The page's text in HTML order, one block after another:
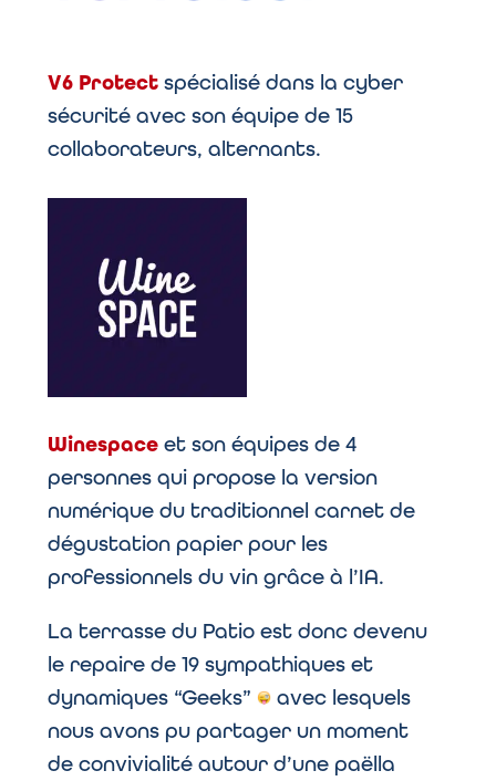
V6 Protect spécialisé dans la cyber
sécurité avec son équipe de 15
collaborateurs, alternants.
Winespace et son équipes de 4
personnes qui propose la version
numérique du traditionnel carnet de
dégustation papier pour les
professionnels du vin grâce à l’IA.
La terrasse du Patio est donc devenu
le repaire de 19 sympathiques et
dynamiques “Geeks”
avec lesquels
nous avons pu partager un moment
de convivialité autour d’une paëlla